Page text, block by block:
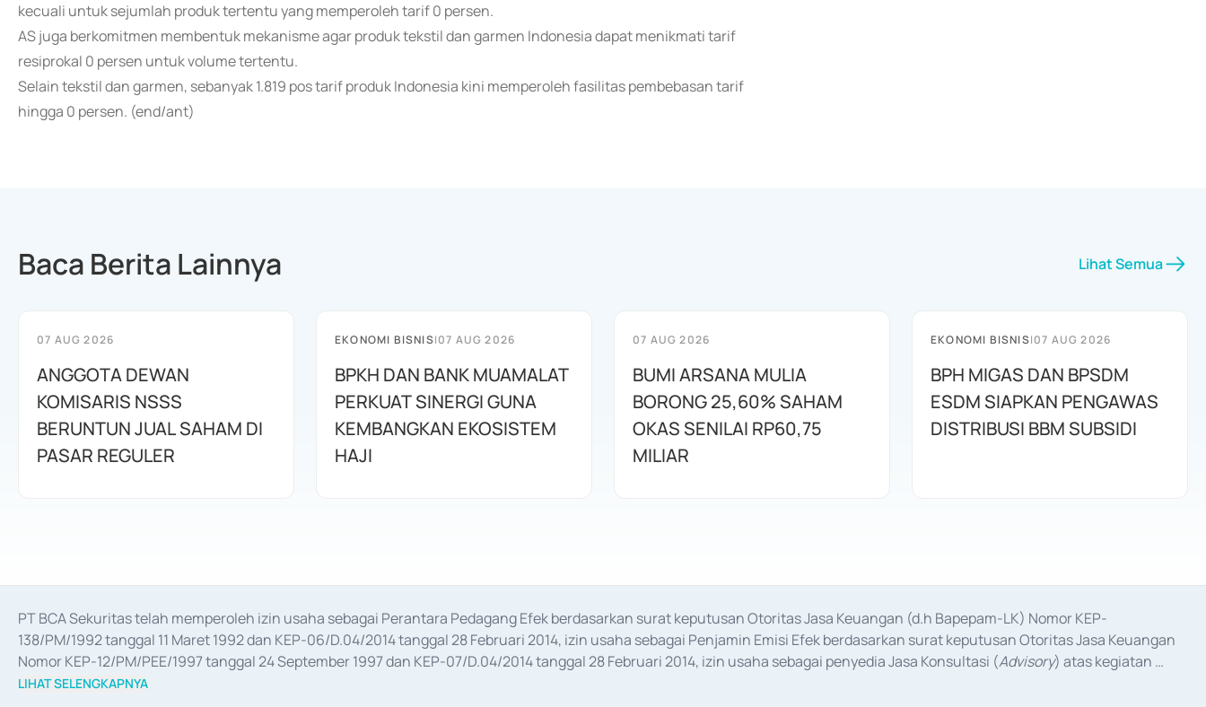
kecuali untuk sejumlah produk tertentu yang memperoleh tarif 0 persen.
AS juga berkomitmen membentuk mekanisme agar produk tekstil dan garmen Indonesia dapat menikmati tarif
resiprokal 0 persen untuk volume tertentu.
Selain tekstil dan garmen, sebanyak 1.819 pos tarif produk Indonesia kini memperoleh fasilitas pembebasan tarif
hingga 0 persen. (end/ant)
Baca Berita Lainnya Lihat Semua
07 AUG 2026
ANGGOTA DEWAN
KOMISARIS NSSS
BERUNTUN JUAL SAHAM DI
PASAR REGULER
EKONOMI BISNIS|07 AUG 2026
BPKH DAN BANK MUAMALAT
PERKUAT SINERGI GUNA
KEMBANGKAN EKOSISTEM
HAJI
07 AUG 2026
BUMI ARSANA MULIA
BORONG 25,60% SAHAM
OKAS SENILAI RP60,75
MILIAR
EKONOMI BISNIS|07 AUG 2026
BPH MIGAS DAN BPSDM
ESDM SIAPKAN PENGAWAS
DISTRIBUSI BBM SUBSIDI
PT BCA Sekuritas telah memperoleh izin usaha sebagai Perantara Pedagang Efek berdasarkan surat keputusan Otoritas Jasa Keuangan (d.h Bapepam-LK) Nomor KEP-
138/PM/1992 tanggal 11 Maret 1992 dan KEP-06/D.04/2014 tanggal 28 Februari 2014, izin usaha sebagai Penjamin Emisi Efek berdasarkan surat keputusan Otoritas Jasa Keuangan
Nomor KEP-12/PM/PEE/1997 tanggal 24 September 1997 dan KEP-07/D.04/2014 tanggal 28 Februari 2014, izin usaha sebagai penyedia Jasa Konsultasi (Advisory) atas kegiatan
merger, akuisisi, divestasi, dan
LIHAT SELENGKAPNYA